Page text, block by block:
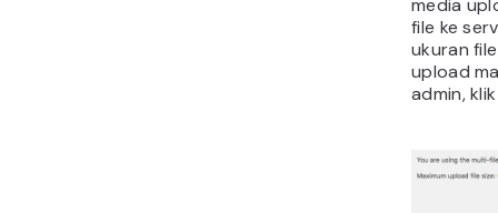
media
file ke
ukuran
upload
admin,